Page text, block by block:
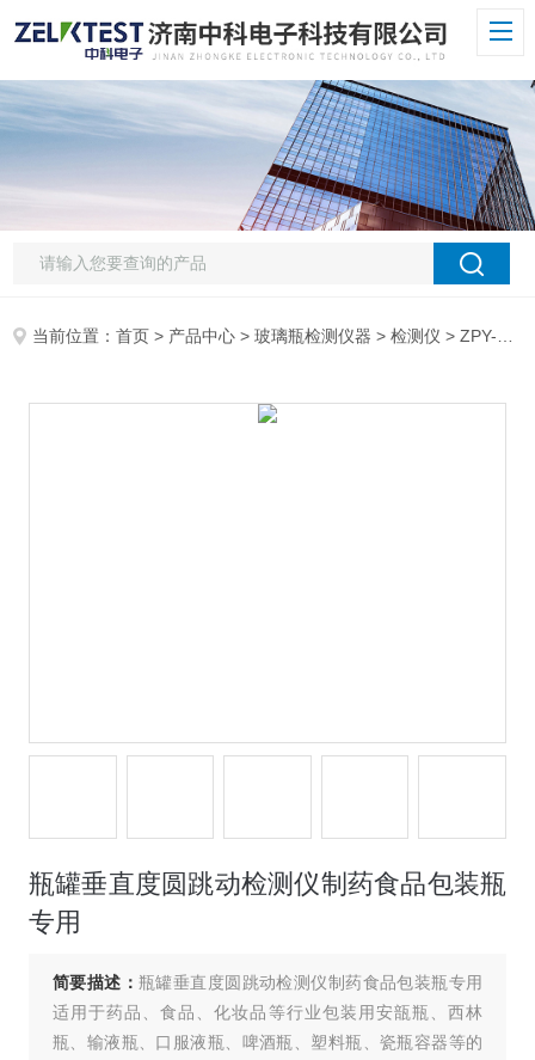
当前位置：首页 > 产品中心 >玻璃瓶检测仪器 >检测仪 > ZPY-01H瓶罐垂直度圆跳动检测仪制药食品包装瓶专用
瓶罐垂直度圆跳动检测仪制药食品包装瓶
专用
简要描述：瓶罐垂直度圆跳动检测仪制药食品包装瓶专用
适用于药品、食品、化妆品等行业包装用安瓿瓶、西林
瓶、输液瓶、口服液瓶、啤酒瓶、塑料瓶、瓷瓶容器等的